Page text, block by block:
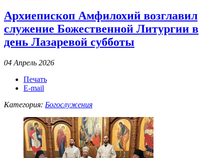
Архиепископ Амфилохий возглавил
служение Божественной Литургии в
день Лазаревой субботы
04 Апрель 2026
Печать
E-mail
Категория: Богослужения